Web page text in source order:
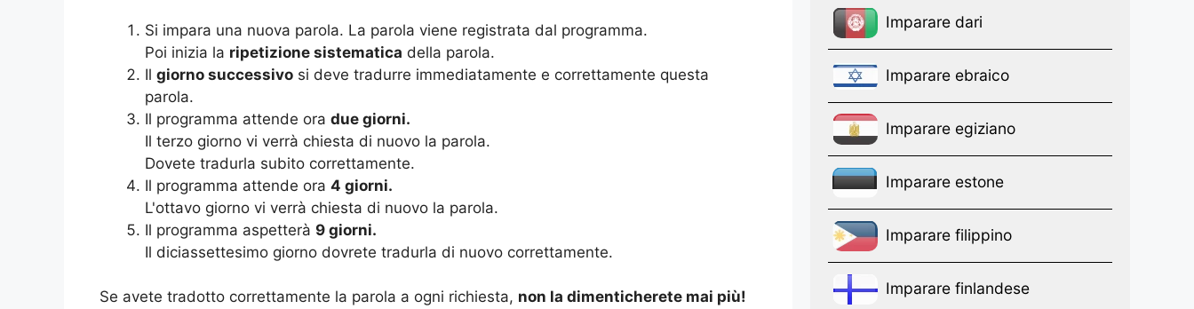
Si impara una nuova parola. La parola viene registrata dal programma.
Poi inizia la ripetizione sistematica della parola.
Il giorno successivo si deve tradurre immediatamente e correttamente questa
parola.
Il programma attende ora due giorni.
Il terzo giorno vi verrà chiesta di nuovo la parola.
Dovete tradurla subito correttamente.
Il programma attende ora 4 giorni.
L'ottavo giorno vi verrà chiesta di nuovo la parola.
Il programma aspetterà 9 giorni.
Il diciassettesimo giorno dovrete tradurla di nuovo correttamente.
Se avete tradotto correttamente la parola a ogni richiesta, non la dimenticherete mai più!
Imparare dari
Imparare ebraico
Imparare egiziano
Imparare estone
Imparare filippino
Imparare finlandese